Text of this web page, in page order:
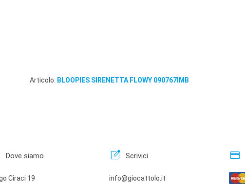
Articolo: BLOOPIES SIRENETTA FLOWY 090767IMB
Dove siamo
Ciraci 19
edit_square Scrivici
info@giocattolo.it
credit_card